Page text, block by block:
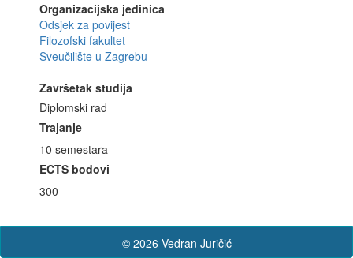
Organizacijska jedinica
Odsjek za povijest
Filozofski fakultet
Sveučilište u Zagrebu
Završetak studija
Diplomski rad
Trajanje
10 semestara
ECTS bodovi
300
© 2026 Vedran Juričić